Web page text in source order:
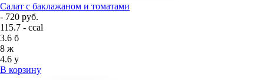
Салат с баклажаном и томатами
- 720 руб.
115.7 - ccal
3.6 б
8 ж
4.6 у
В корзину